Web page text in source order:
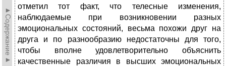
►Содержание►
отметил тот факт, что телесные изменения,
наблюдаемые при возникновении разных
эмоциональных состояний, весьма похожи друг на
друга и по разнообразию недостаточны для того,
чтобы вполне удовлетворительно объяснить
качественные различия в высших эмоциональных